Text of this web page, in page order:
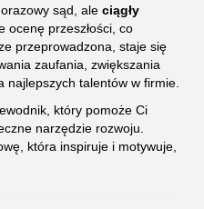
sąd, ale ciągły
ocenę przeszłości, co
przeprowadzona, staje się
zaufania, zwiększania
talentów w firmie.
który pomoże Ci
narzędzie rozwoju.
która inspiruje i motywuje,